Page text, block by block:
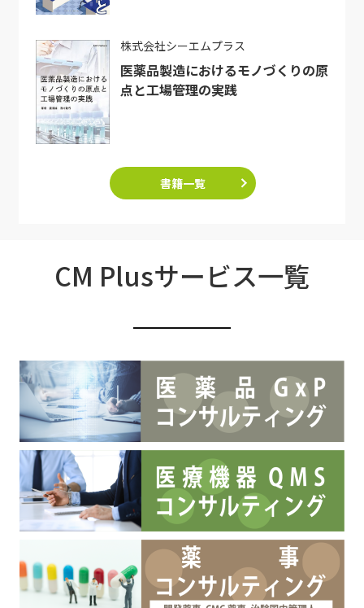
株式会社シーエムプラス
医薬品製造におけるモノづくりの原
点と工場管理の実践
書籍一覧
CM Plusサービス一覧